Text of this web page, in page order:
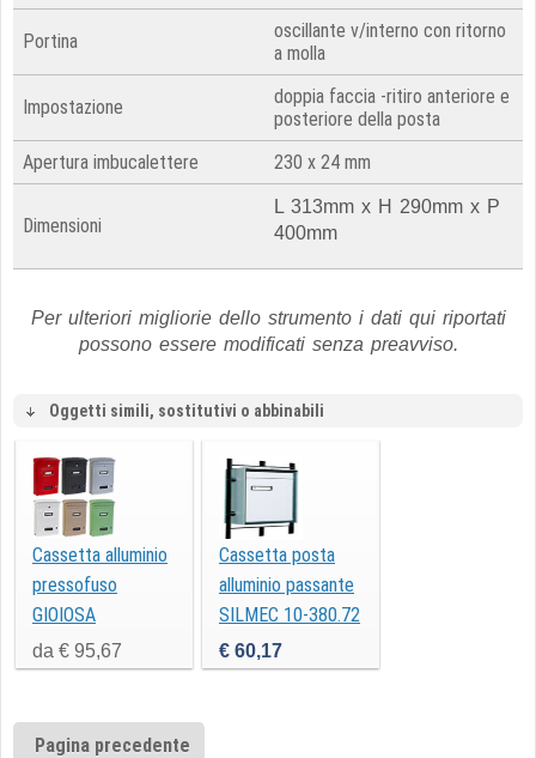
Portina
oscillante v/interno con ritorno
a molla
Impostazione
doppia faccia -ritiro anteriore e
posteriore della posta
Apertura imbucalettere
230 x 24 mm
Dimensioni
L 313mm x H 290mm x P
400mm
Per ulteriori migliorie dello strumento i dati qui riportati
possono essere modificati senza preavviso.
Oggetti simili, sostitutivi o abbinabili
Cassetta alluminio
pressofuso
GIOIOSA
da € 95,67
Cassetta posta
alluminio passante
SILMEC 10-380.72
€ 60,17
Pagina precedente